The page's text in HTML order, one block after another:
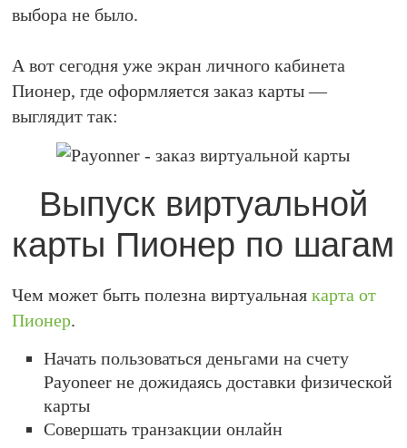
выбора не было.
А вот сегодня уже экран личного кабинета
Пионер, где оформляется заказ карты —
выглядит так:
Выпуск виртуальной
карты Пионер по шагам
Чем может быть полезна виртуальнаякарта от
Пионер.
Начать пользоваться деньгами на счету
Payoneer не дожидаясь доставки физической
карты
Совершать транзакции онлайн